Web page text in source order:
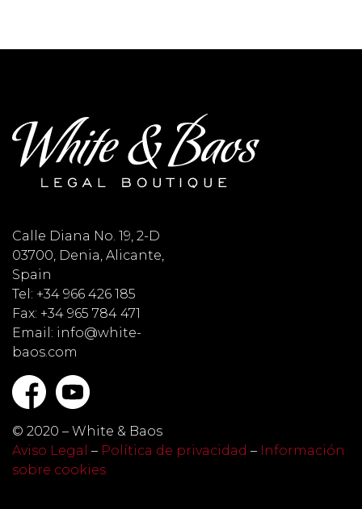
Calle Diana No. 19, 2-D
03700, Denia, Alicante,
Spain
Tel: +34 966 426 185
Fax: +34 965 784 471
Email: info@white-
baos.com
© 2020 – White & Baos
Aviso Legal – Política de privacidad – Información
sobre cookies